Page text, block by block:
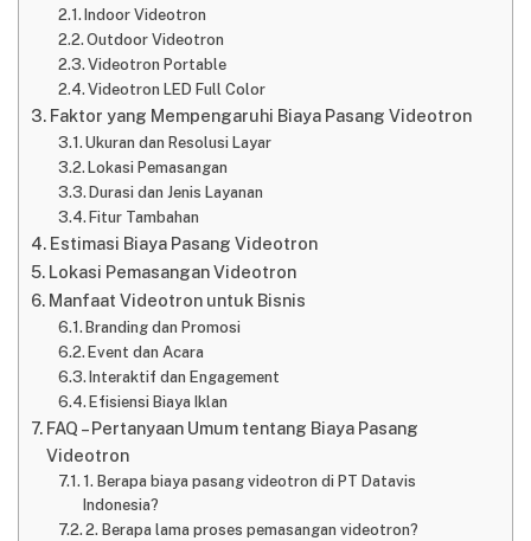
Indoor Videotron
Outdoor Videotron
Videotron Portable
Videotron LED Full Color
Faktor yang Mempengaruhi Biaya Pasang Videotron
Ukuran dan Resolusi Layar
Lokasi Pemasangan
Durasi dan Jenis Layanan
Fitur Tambahan
Estimasi Biaya Pasang Videotron
Lokasi Pemasangan Videotron
Manfaat Videotron untuk Bisnis
Branding dan Promosi
Event dan Acara
Interaktif dan Engagement
Efisiensi Biaya Iklan
FAQ – Pertanyaan Umum tentang Biaya Pasang
Videotron
1. Berapa biaya pasang videotron di PT Datavis
Indonesia?
2. Berapa lama proses pemasangan videotron?